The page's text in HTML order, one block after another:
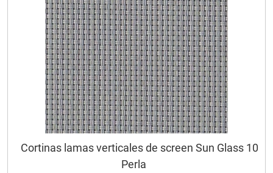
Cortinas lamas verticales de screen Sun Glass 10
Perla